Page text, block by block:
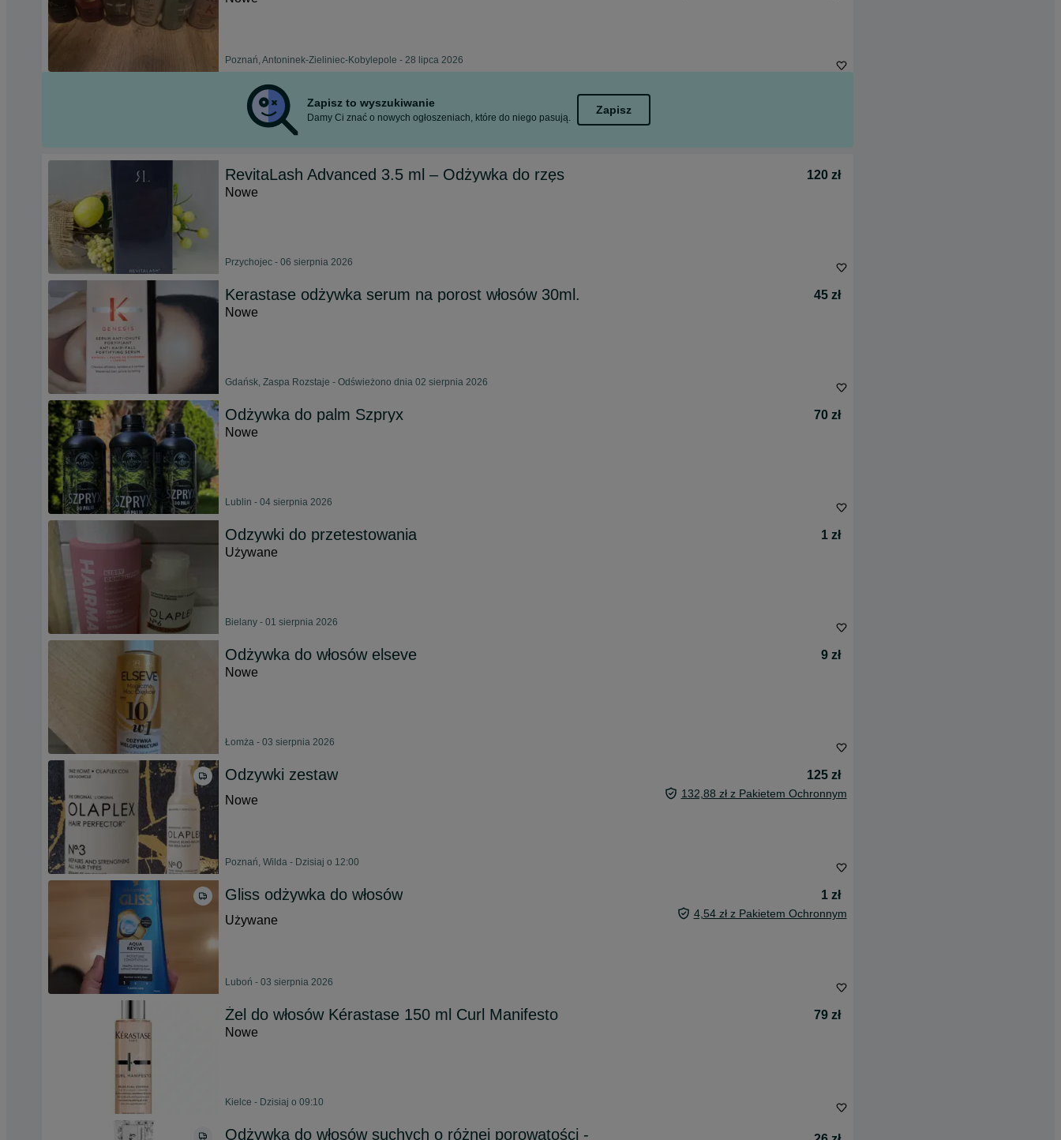
Poznań, Antoninek-Zieliniec-Kobylepole - 28 lipca 2026
Zapisz to wyszukiwanie
Damy Ci znać o nowych ogłoszeniach, które do niego pasują.
Zapisz
RevitaLash Advanced 3.5 ml – Odżywka do rzęs
120 zł
Nowe
Przychojec - 06 sierpnia 2026
Kerastase odżywka serum na porost włosów 30ml.
45 zł
Nowe
Gdańsk, Zaspa Rozstaje - Odświeżono dnia 02 sierpnia 2026
Odżywka do palm Szpryx
70 zł
Nowe
Lublin - 04 sierpnia 2026
Odzywki do przetestowania
1 zł
Używane
Bielany - 01 sierpnia 2026
Odżywka do włosów elseve
9 zł
Nowe
Łomża - 03 sierpnia 2026
Odzywki zestaw
125 zł
Nowe
132,88 zł z Pakietem Ochronnym
Poznań, Wilda - Dzisiaj o 12:00
Gliss odżywka do włosów
1 zł
Używane
4,54 zł z Pakietem Ochronnym
Luboń - 03 sierpnia 2026
Żel do włosów Kérastase 150 ml Curl Manifesto
79 zł
Nowe
Kielce - Dzisiaj o 09:10
Odżywka do włosów suchych o różnej porowatości -